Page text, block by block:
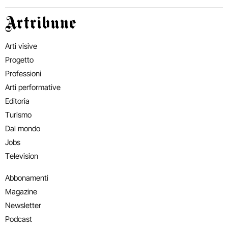
Artribune
Arti visive
Progetto
Professioni
Arti performative
Editoria
Turismo
Dal mondo
Jobs
Television
Abbonamenti
Magazine
Newsletter
Podcast